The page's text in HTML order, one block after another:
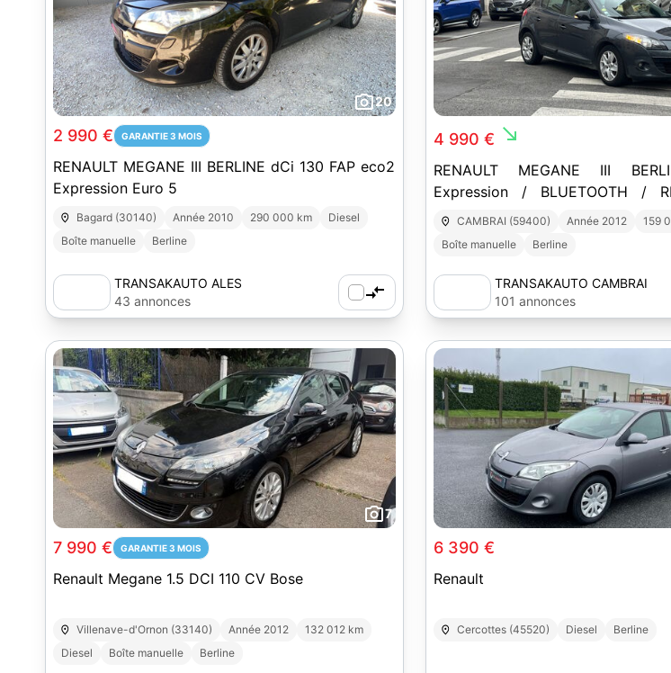
20
2 990 € GARANTIE 3 MOIS
RENAULT MEGANE III BERLINE dCi 130 FAP eco2
Expression Euro 5
Bagard (30140) Année 2010 290 000 km
Diesel
Boîte manuelle
Berline
TRANSAKAUTO ALES
43 annonces
4 990 € south_east
RENAULT MEGANE III
Expression / BLUETOOTH /
LIMITEUR / ROUE DE SECOURS
CAMBRAI (59400) Année 2012 159
Boîte manuelle
Berline
TRANSAKAUTO CAMBRAI
101 annonces
7
7 990 € GARANTIE 3 MOIS
Renault Megane 1.5 DCI 110 CV Bose
Villenave-d'Ornon (33140) Année 2012
132 012 km
Diesel
Boîte manuelle Berline
6 390 €
Renault
Cercottes (45520) Diesel Berline